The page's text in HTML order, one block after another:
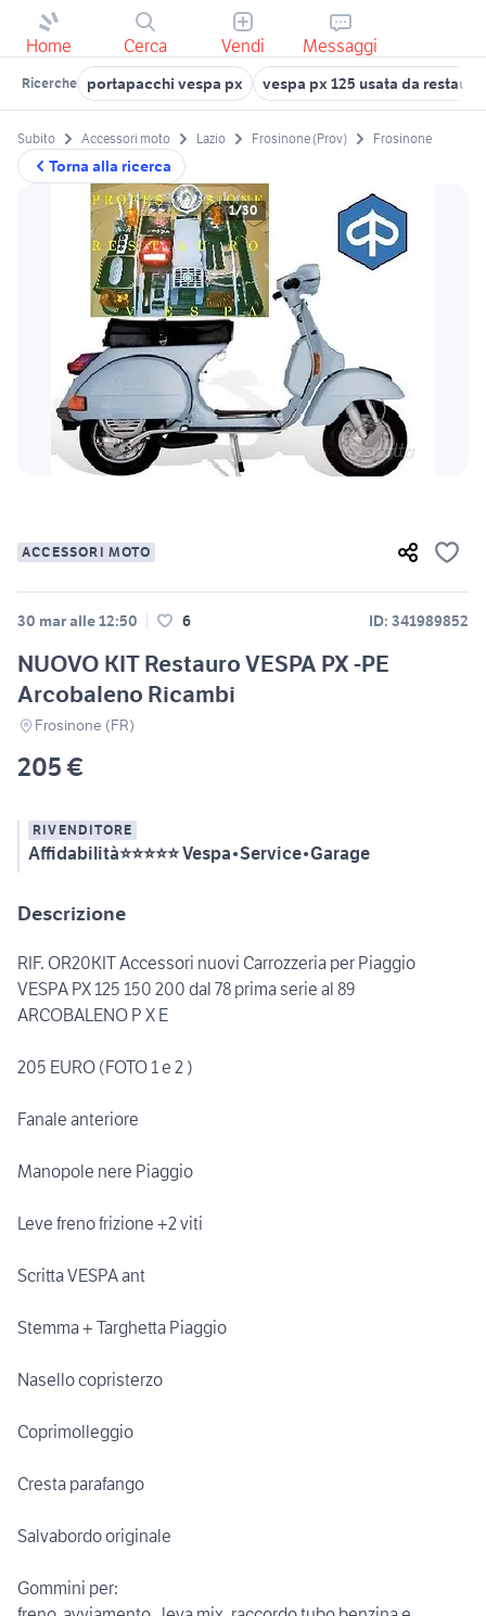
Home Cerca Vendi Messaggi
Ricerche portapacchi vespa px vespa px 125 usata da
Torna alla ricerca
Subito Accessori moto Lazio Frosinone (Prov) Frosinone
1/30
ACCESSORI MOTO
30 mar alle 12:50 6 ID: 341989852
NUOVO KIT Restauro VESPA PX -PE
Arcobaleno Ricambi
Frosinone (FR)
205 €
RIVENDITORE
Affidabilità⭐⭐⭐⭐⭐ Vespa•Service•Garage
Descrizione
RIF. OR20KIT Accessori nuovi Carrozzeria per Piaggio
VESPA PX 125 150 200 dal 78 prima serie al 89
ARCOBALENO P X E
205 EURO (FOTO 1 e 2 )
Fanale anteriore
Manopole nere Piaggio
Leve freno frizione +2 viti
Scritta VESPA ant
Stemma + Targhetta Piaggio
Nasello copristerzo
Coprimolleggio
Cresta parafango
Salvabordo originale
Gommini per: